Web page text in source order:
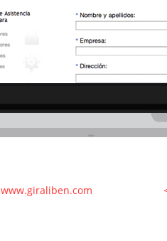
www.giraliben.com